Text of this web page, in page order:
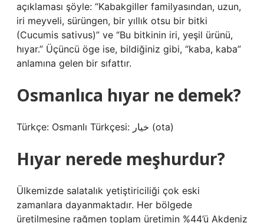
açıklaması şöyle: “Kabakgiller familyasından, uzun,
iri meyveli, sürüngen, bir yıllık otsu bir bitki
(Cucumis sativus)” ve “Bu bitkinin iri, yeşil ürünü,
hıyar.” Üçüncü öge ise, bildiğiniz gibi, “kaba, kaba”
anlamına gelen bir sıfattır.
Osmanlıca hıyar ne demek?
Türkçe: Osmanlı Türkçesi: خیار‎ (ota)
Hıyar nerede meşhurdur?
Ülkemizde salatalık yetiştiriciliği çok eski
zamanlara dayanmaktadır. Her bölgede
üretilmesine rağmen toplam üretimin %44’ü Akdeniz